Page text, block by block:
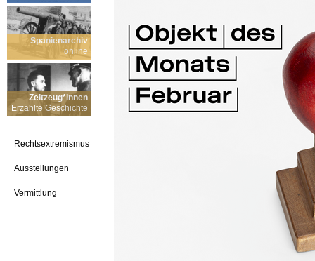
Spanienarchiv
online
Zeitzeug*innen
Erzählte Geschichte
Rechtsextremismus
Ausstellungen
Vermittlung